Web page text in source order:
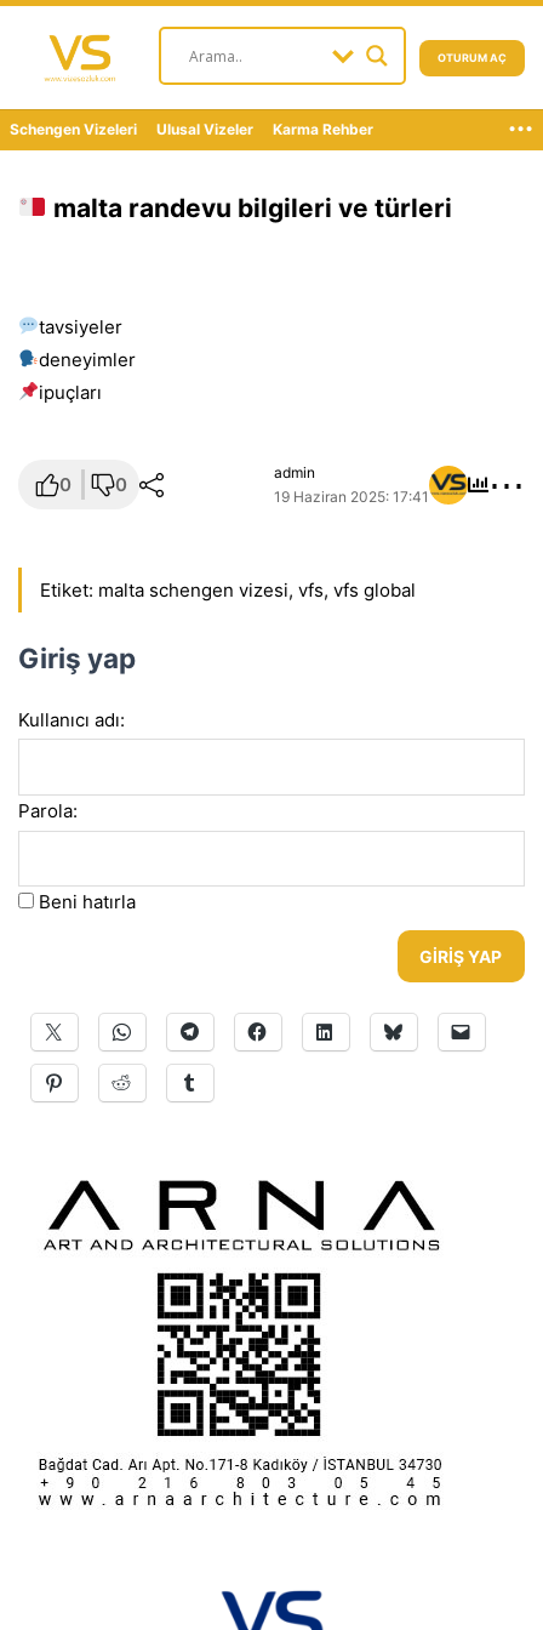
OTURUM AÇ
Schengen Vizeleri Ulusal Vizeler Karma Rehber ...
malta randevu bilgileri ve türleri
tavsiyeler
deneyimler
i̇puçları
0 0
admin
19 Haziran 2025: 17:41
⋯
Etiket: malta schengen vizesi, vfs, vfs global
Giriş yap
Kullanıcı adı:
Parola:
Beni hatırla
GIRIŞ YAP